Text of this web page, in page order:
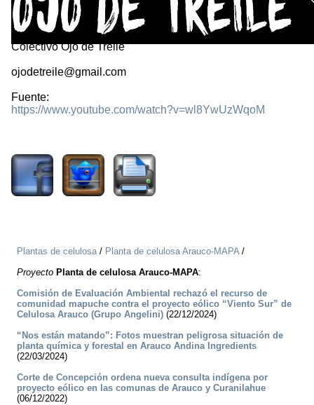
Colectivo Ojo de Treile
ojodetreile@gmail.com
Fuente:
https://www.youtube.com/watch?v=wl8YwUzWqoM
Plantas de celulosa/ Planta de celulosa Arauco-MAPA/
Proyecto Planta de celulosa Arauco-MAPA:
Comisión de Evaluación Ambiental rechazó el recurso de
comunidad mapuche contra el proyecto eólico “Viento Sur” de
Celulosa Arauco (Grupo Angelini) (22/12/2024)
“Nos están matando”: Fotos muestran peligrosa situación de
planta química y forestal en Arauco Andina Ingredients
(22/03/2024)
Corte de Concepción ordena nueva consulta indígena por
proyecto eólico en las comunas de Arauco y Curanilahue
(06/12/2022)